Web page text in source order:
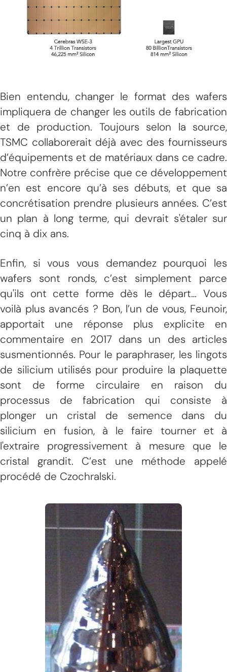
Bien entendu, changer le format des wafers
impliquera de changer les outils de fabrication
et de production. Toujours selon la source,
TSMC collaborerait déjà avec des fournisseurs
d’équipements et de matériaux dans ce cadre.
Notre confrère précise que ce développement
n’en est encore qu’à ses débuts, et que sa
concrétisation prendre plusieurs années. C’est
un plan à long terme, qui devrait s'étaler sur
cinq à dix ans.
Enfin, si vous vous demandez pourquoi les
wafers sont ronds, c’est simplement parce
qu'ils ont cette forme dès le départ… Vous
voilà plus avancés ? Bon, l’un de vous, Feunoir,
apportait une réponse plus explicite en
commentaire en 2017 dans un des articles
susmentionnés. Pour le paraphraser, les lingots
de silicium utilisés pour produire la plaquette
sont de forme circulaire en raison du
processus de fabrication qui consiste à
plonger un cristal de semence dans du
silicium en fusion, à le faire tourner et à
l'extraire progressivement à mesure que le
cristal grandit. C’est une méthode appelé
procédé de Czochralski.